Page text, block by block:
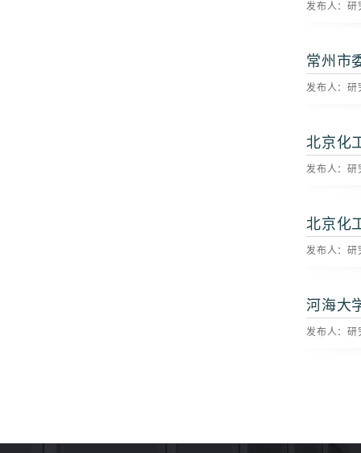
发布人：
常州市
发布人：
北京化
发布人：
北京化
发布人：
河海大
发布人：